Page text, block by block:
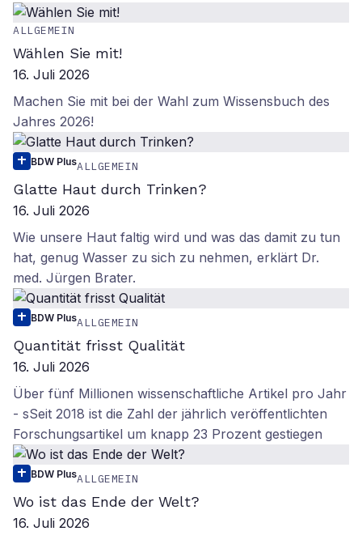
ALLGEMEIN
Wählen Sie mit!
16. Juli 2026
Machen Sie mit bei der Wahl zum Wissensbuch des
Jahres 2026!
BDW PlusALLGEMEIN
Glatte Haut durch Trinken?
16. Juli 2026
Wie unsere Haut faltig wird und was das damit zu tun
hat, genug Wasser zu sich zu nehmen, erklärt Dr.
med. Jürgen Brater.
BDW PlusALLGEMEIN
Quantität frisst Qualität
16. Juli 2026
Über fünf Millionen wissenschaftliche Artikel pro Jahr
- sSeit 2018 ist die Zahl der jährlich veröffentlichten
Forschungsartikel um knapp 23 Prozent gestiegen
BDW PlusALLGEMEIN
Wo ist das Ende der Welt?
16. Juli 2026